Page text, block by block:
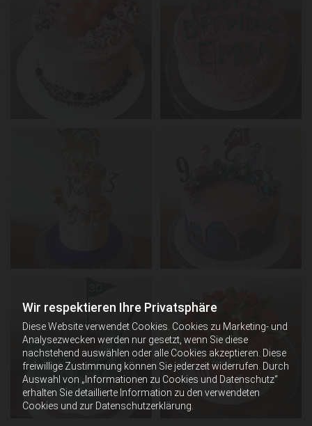
Wir respektieren Ihre Privatsphäre
Diese Website verwendet Cookies. Cookies zu Marketing- und
Analysezwecken werden nur gesetzt, wenn Sie diese
nachstehend auswählen oder alle Cookies akzeptieren. Diese
freiwillige Zustimmung können Sie jederzeit widerrufen. Durch
Auswahl von „Informationen zu Cookies und Datenschutz“
erhalten Sie detaillierte Information zu den verwendeten
Cookies und zur Datenschutzerklärung.